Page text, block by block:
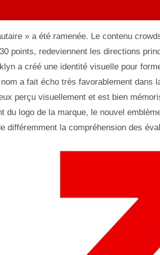
» a été ramenée. Le contenu
points, redeviennent les directions
a créé une identité visuelle pour
a fait écho très favorablement dans
perçu visuellement et est bien
du logo de la marque, le nouvel
différemment la compréhension des